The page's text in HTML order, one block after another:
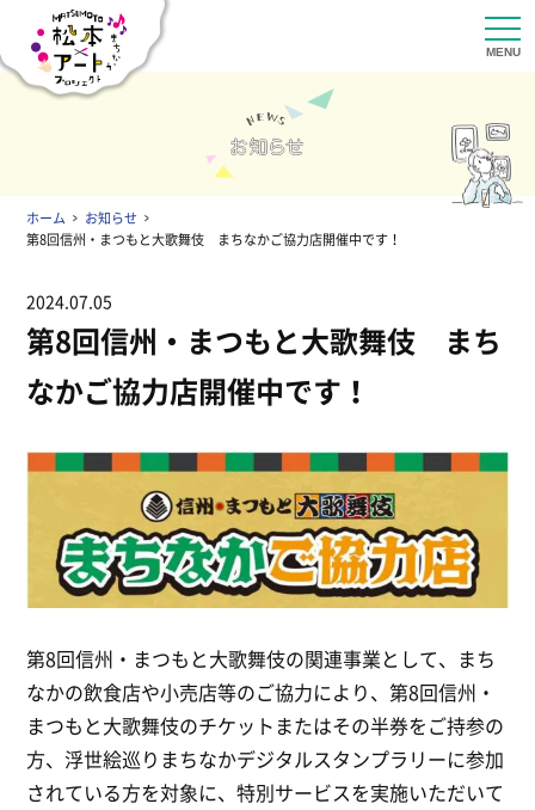
ホーム
お知らせ
第8回信州・まつもと大歌舞伎 まちなかご協力店開催中です！
2024.07.05
第8回信州・まつもと大歌舞伎 まち
なかご協力店開催中です！
第8回信州・まつもと大歌舞伎の関連事業として、まち
なかの飲食店や小売店等のご協力により、第8回信州・
まつもと大歌舞伎のチケットまたはその半券をご持参の
方、浮世絵巡りまちなかデジタルスタンプラリーに参加
されている方を対象に、特別サービスを実施いただいて